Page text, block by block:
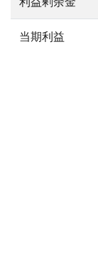
当期利益